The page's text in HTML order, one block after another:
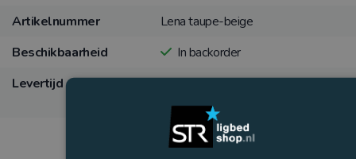
Artikelnummer
Lena taupe-beige
Beschikbaarheid
In backorder
Levertijd
Verwachting levertijd 15
werkdagen